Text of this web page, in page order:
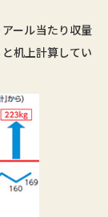
ール当たり収量
机上計算してい